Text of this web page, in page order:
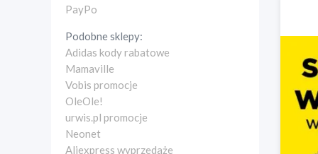
PayPo
Podobne sklepy:
Adidas kody rabatowe
Mamaville
Vobis promocje
OleOle!
urwis.pl promocje
Neonet
Aliexpress wyprzedaże